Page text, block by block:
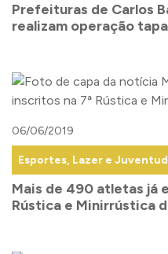
Prefeituras de Carlos
realizam operação
06/06/2019
Esportes, Lazer e
Mais de 490 atletas já
Rústica e Minirrústica